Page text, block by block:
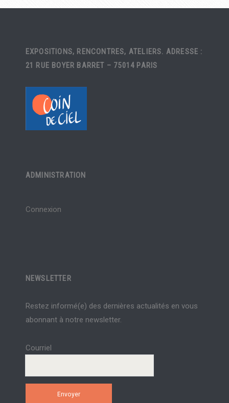
EXPOSITIONS, RENCONTRES, ATELIERS. ADRESSE :
21 RUE BOYER BARRET – 75014 PARIS
ADMINISTRATION
Connexion
NEWSLETTER
Restez informé(e) des dernières actualités en vous
abonnant à notre newsletter.
Courriel